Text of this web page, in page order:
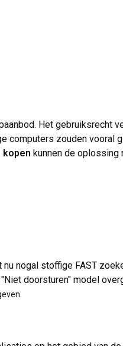
Het gebruiksrecht
computers zouden vooral
kopen kunnen de oplossing
nogal stoffige FAST
doorsturen" model